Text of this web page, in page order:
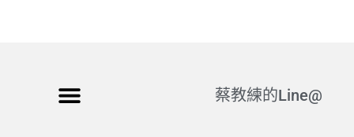
蔡教練的Line@